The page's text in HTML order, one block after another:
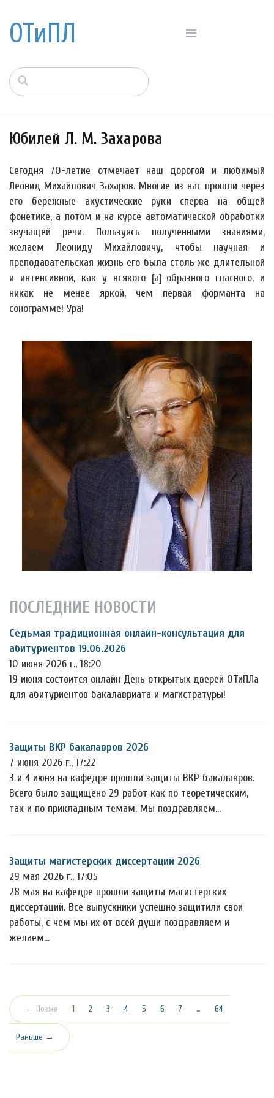
ОТиПЛ
Юбилей Л. М. Захарова
Сегодня 70-летие отмечает наш дорогой и любимый
Леонид Михайлович Захаров. Многие из нас прошли через
его бережные акустические руки сперва на общей
фонетике, а потом и на курсе автоматической обработки
звучащей речи. Пользуясь полученными знаниями,
желаем Леониду Михайловичу, чтобы научная и
преподавательская жизнь его была столь же длительной
и интенсивной, как у всякого [а]-образного гласного, и
никак не менее яркой, чем первая форманта на
сонограмме! Ура!
ПОСЛЕДНИЕ НОВОСТИ
Седьмая традиционная онлайн-консультация для
абитуриентов 19.06.2026
10 июня 2026 г., 18:20
19 июня состоится онлайн День открытых дверей ОТиПЛа
для абитуриентов бакалавриата и магистратуры!
Защиты ВКР бакалавров 2026
7 июня 2026 г., 17:22
3 и 4 июня на кафедре прошли защиты ВКР бакалавров.
Всего было защищено 29 работ как по теоретическим,
так и по прикладным темам. Мы поздравляем…
Защиты магистерских диссертаций 2026
29 мая 2026 г., 17:05
28 мая на кафедре прошли защиты магистерских
диссертаций. Все выпускники успешно защитили свои
работы, с чем мы их от всей души поздравляем и
желаем…
← Позже 1 (текущая)
2 3 4 5 6 7 … 64
Раньше →